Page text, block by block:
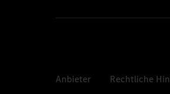
Anbieter Rechtliche